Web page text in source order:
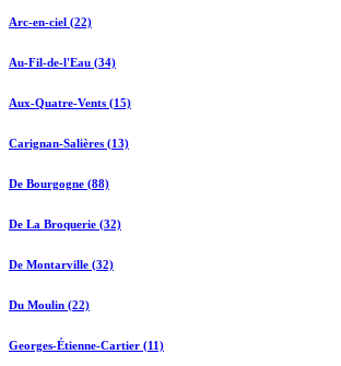
Arc-en-ciel (22)
Au-Fil-de-l'Eau (34)
Aux-Quatre-Vents (15)
Carignan-Salières (13)
De Bourgogne (88)
De La Broquerie (32)
De Montarville (32)
Du Moulin (22)
Georges-Étienne-Cartier (11)